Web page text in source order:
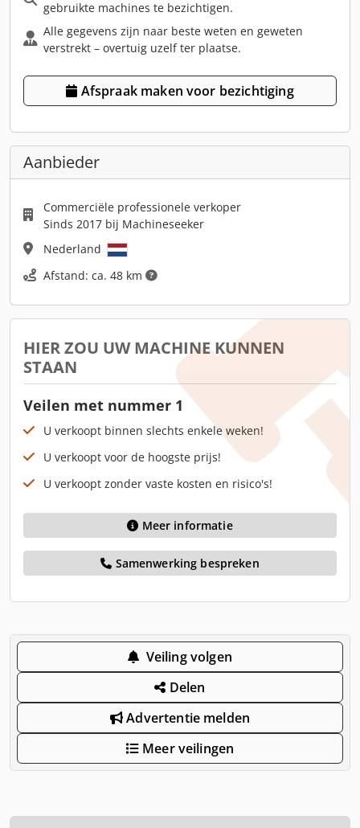
gebruikte machines te bezichtigen.
Alle gegevens zijn naar beste weten en geweten
verstrekt – overtuig uzelf ter plaatse.
Afspraak maken voor bezichtiging
Aanbieder
Commerciële professionele verkoper
Sinds 2017 bij Machineseeker
Nederland
Afstand: ca. 48 km
HIER ZOU UW MACHINE KUNNEN
STAAN
Veilen met nummer 1
U verkoopt binnen slechts enkele weken!
U verkoopt voor de hoogste prijs!
U verkoopt zonder vaste kosten en risico's!
Meer informatie
Samenwerking bespreken
Veiling volgen
Delen
Advertentie melden
Meer veilingen